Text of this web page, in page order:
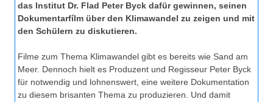
das Institut Dr. Flad Peter Byck dafür gewinnen, seinen
Dokumentarfílm über den Klimawandel zu zeigen und mit
den Schülern zu diskutieren.
Filme zum Thema Klimawandel gibt es bereits wie Sand am
Meer. Dennoch hielt es Produzent und Regisseur Peter Byck
für notwendig und lohnenswert, eine weitere Dokumentation
zu diesem brisanten Thema zu produzieren. Und damit